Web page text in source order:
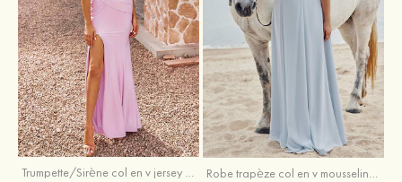
Trumpette/Sirène col en v jersey ras du sol robe de demoiselle d'honneur